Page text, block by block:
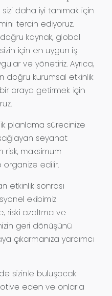
sizi daha iyi tanımak için
tercih ediyoruz.
doğru kaynak, global
için en uygun iş
ve yönetiriz. Ayrıca,
doğru kurumsal etkinlik
araya getirmek için
planlama sürecinize
seyahat
risk, maksimum
edilir.
etkinlik sonrası
ekibimiz
riski azaltma ve
geri dönüşünü
çıkarmanıza yardımcı
sizinle buluşacak
eden ve onlarla